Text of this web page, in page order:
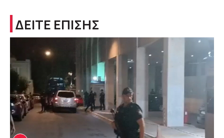
ΔΕΙΤΕ ΕΠΙΣΗΣ